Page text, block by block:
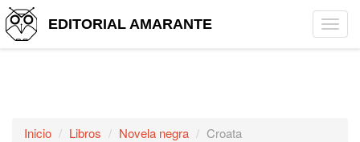
EDITORIAL AMARANTE
Inicio Libros Novela negra Croata